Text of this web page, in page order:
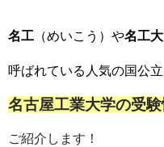
名工 （めいこう）や名工大
呼ばれている人気の国公立
名古屋工業大学の受
ご紹介します！